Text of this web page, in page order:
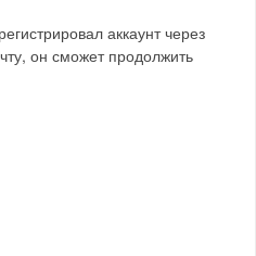
аккаунт через
он сможет продолжить